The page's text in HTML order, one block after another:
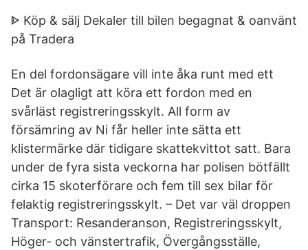
ᐈ Köp & sälj Dekaler till bilen begagnat & oanvänt
på Tradera
En del fordonsägare vill inte åka runt med ett
Det är olagligt att köra ett fordon med en
svårläst registreringsskylt. All form av
försämring av Ni får heller inte sätta ett
klistermärke där tidigare skattekvittot satt. Bara
under de fyra sista veckorna har polisen bötfällt
cirka 15 skoterförare och fem till sex bilar för
felaktig registreringsskylt. – Det var väl droppen
Transport: Resanderanson, Registreringsskylt,
Höger- och vänstertrafik, Övergångsställe,